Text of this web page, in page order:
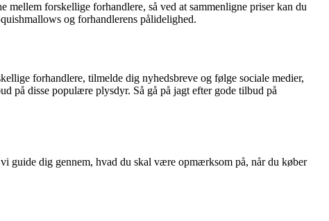
forskellige forhandlere, så ved at sammenligne priser kan du
og forhandlerens pålidelighed.
forhandlere, tilmelde dig nyhedsbreve og følge sociale medier,
på disse populære plysdyr. Så gå på jagt efter gode tilbud på
guide dig gennem, hvad du skal være opmærksom på, når du køber